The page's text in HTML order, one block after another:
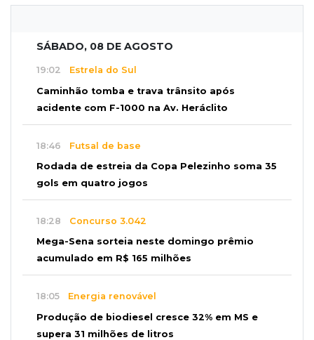
SÁBADO, 08 DE AGOSTO
19:02 Estrela do Sul
Caminhão tomba e trava trânsito após
acidente com F-1000 na Av. Heráclito
18:46 Futsal de base
Rodada de estreia da Copa Pelezinho soma 35
gols em quatro jogos
18:28 Concurso 3.042
Mega-Sena sorteia neste domingo prêmio
acumulado em R$ 165 milhões
18:05 Energia renovável
Produção de biodiesel cresce 32% em MS e
supera 31 milhões de litros